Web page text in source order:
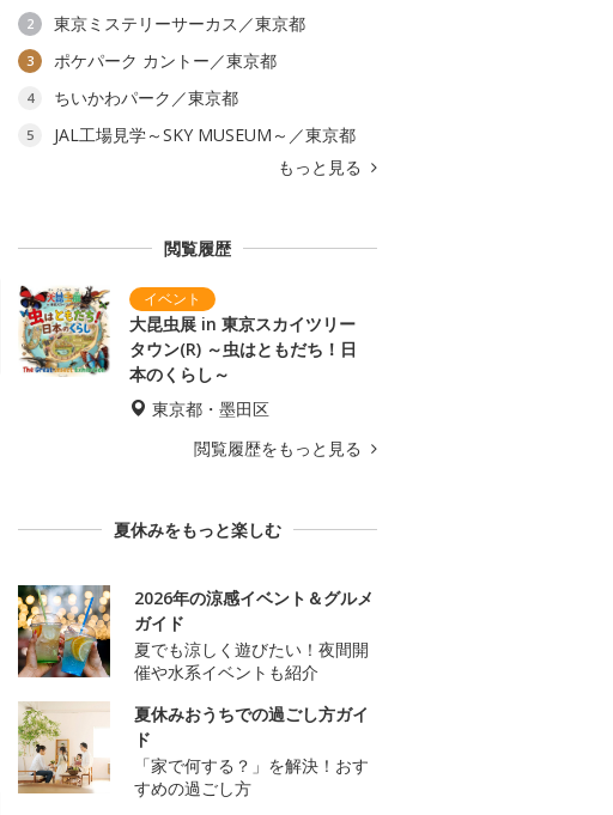
2 東京ミステリーサーカス／東京都
3 ポケパーク カントー／東京都
4 ちいかわパーク／東京都
5
JAL工場見学～SKY MUSEUM～／東京都
もっと見る
閲覧履歴
大昆虫展 in 東京スカイツリー
タウン(R) ～虫はともだち！日
本のくらし～
東京都・墨田区
閲覧履歴をもっと見る
夏休みをもっと楽しむ
2026年の涼感イベント＆グルメ
ガイド
夏でも涼しく遊びたい！夜間開
催や水系イベントも紹介
夏休みおうちでの過ごし方ガイ
ド
「家で何する？」を解決！おす
すめの過ごし方